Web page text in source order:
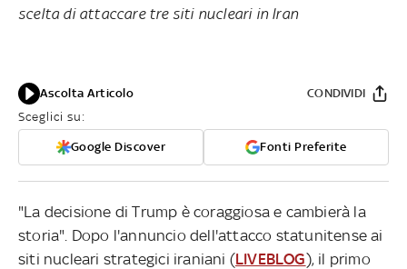
scelta di attaccare tre siti nucleari in Iran
Ascolta Articolo
Sceglici su:
Google Discover Fonti Preferite
CONDIVIDI
"La decisione di Trump è coraggiosa e cambierà la
storia". Dopo l'annuncio dell'attacco statunitense ai
siti nucleari strategici iraniani (LIVEBLOG), il primo